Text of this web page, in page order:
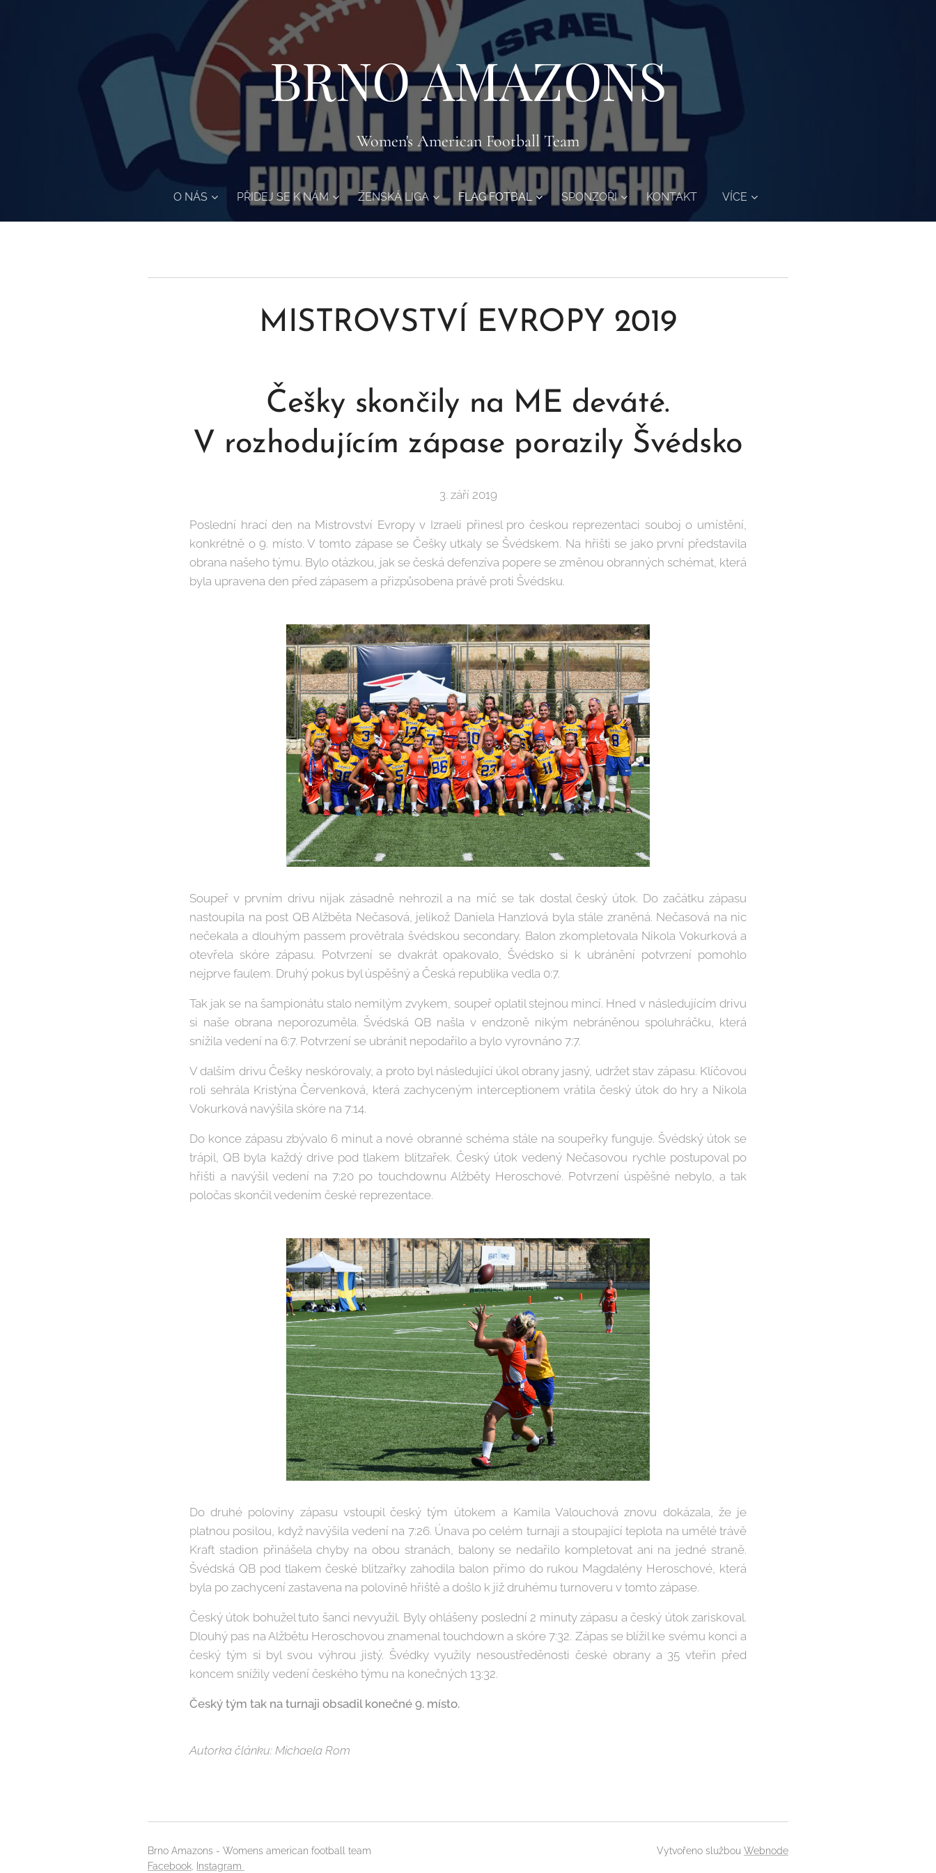
BRNO AMAZONS
Women's American Football Team
O NÁS PŘIDEJ SE K NÁM ŽENSKÁ LIGA FLAG FOTBAL SPONZOŘI KONTAKT VÍCE
MISTROVSTVÍ EVROPY 2019
Češky skončily na ME deváté.
V rozhodujícím zápase porazily Švédsko
3. září 2019
Poslední hrací den na Mistrovství Evropy v Izraeli přinesl pro českou reprezentaci souboj o umístění,
konkrétně o 9. místo. V tomto zápase se Češky utkaly se Švédskem. Na hřišti se jako první představila
obrana našeho týmu. Bylo otázkou, jak se česká defenzíva popere se změnou obranných schémat, která
byla upravena den před zápasem a přizpůsobena právě proti Švédsku.
Soupeř v prvním drivu nijak zásadně nehrozil a na míč se tak dostal český útok. Do začátku zápasu
nastoupila na post QB Alžběta Nečasová, jelikož Daniela Hanzlová byla stále zraněná. Nečasová na nic
nečekala a dlouhým passem provětrala švédskou secondary. Balon zkompletovala Nikola Vokurková a
otevřela skóre zápasu. Potvrzení se dvakrát opakovalo, Švédsko si k ubránění potvrzení pomohlo
nejprve faulem. Druhý pokus byl úspěšný a Česká republika vedla 0:7.
Tak jak se na šampionátu stalo nemilým zvykem, soupeř oplatil stejnou mincí. Hned v následujícím drivu
si naše obrana neporozuměla. Švédská QB našla v endzoně nikým nebráněnou spoluhráčku, která
snížila vedení na 6:7. Potvrzení se ubránit nepodařilo a bylo vyrovnáno 7:7.
V dalším drivu Češky neskórovaly, a proto byl následující úkol obrany jasný, udržet stav zápasu. Klíčovou
roli sehrála Kristýna Červenková, která zachyceným interceptionem vrátila český útok do hry a Nikola
Vokurková navýšila skóre na 7:14.
Do konce zápasu zbývalo 6 minut a nové obranné schéma stále na soupeřky funguje. Švédský útok se
trápil, QB byla každý drive pod tlakem blitzařek. Český útok vedený Nečasovou rychle postupoval po
hřišti a navýšil vedení na 7:20 po touchdownu Alžběty Heroschové. Potvrzení úspěšné nebylo, a tak
poločas skončil vedením české reprezentace.
Do druhé poloviny zápasu vstoupil český tým útokem a Kamila Valouchová znovu dokázala, že je
platnou posilou, když navýšila vedení na 7:26. Únava po celém turnaji a stoupající teplota na umělé trávě
Kraft stadion přinášela chyby na obou stranách, balony se nedařilo kompletovat ani na jedné straně.
Švédská QB pod tlakem české blitzařky zahodila balon přímo do rukou Magdalény Heroschové, která
byla po zachycení zastavena na polovině hřiště a došlo k již druhému turnoveru v tomto zápase.
Český útok bohužel tuto šanci nevyužil. Byly ohlášeny poslední 2 minuty zápasu a český útok zariskoval.
Dlouhý pas na Alžbětu Heroschovou znamenal touchdown a skóre 7:32. Zápas se blížil ke svému konci a
český tým si byl svou výhrou jistý. Švédky využily nesoustředěnosti české obrany a 35 vteřin před
koncem snížily vedení českého týmu na konečných 13:32.
Český tým tak na turnaji obsadil konečné 9. místo.
Autorka článku: Michaela Rom
Brno Amazons - Womens american football team
Facebook, Instagram
Vytvořeno službou Webnode